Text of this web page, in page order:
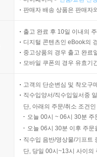
판매자 배송 상품은 판매자
출고 완료 후 10일 이내의
디지털 콘텐츠인 eBook의
중고상품의 경우 출고 완료
모바일 쿠폰의 경우 유효기
고객의 단순변심 및 착오구
직수입양서/직수입일서중
단, 아래의 주문/취소 조건
오늘 00시 ~ 06시 30분
오늘 06시 30분 이후 주
직수입 음반/영상물/기프트
단, 당일 00시~13시 사이의